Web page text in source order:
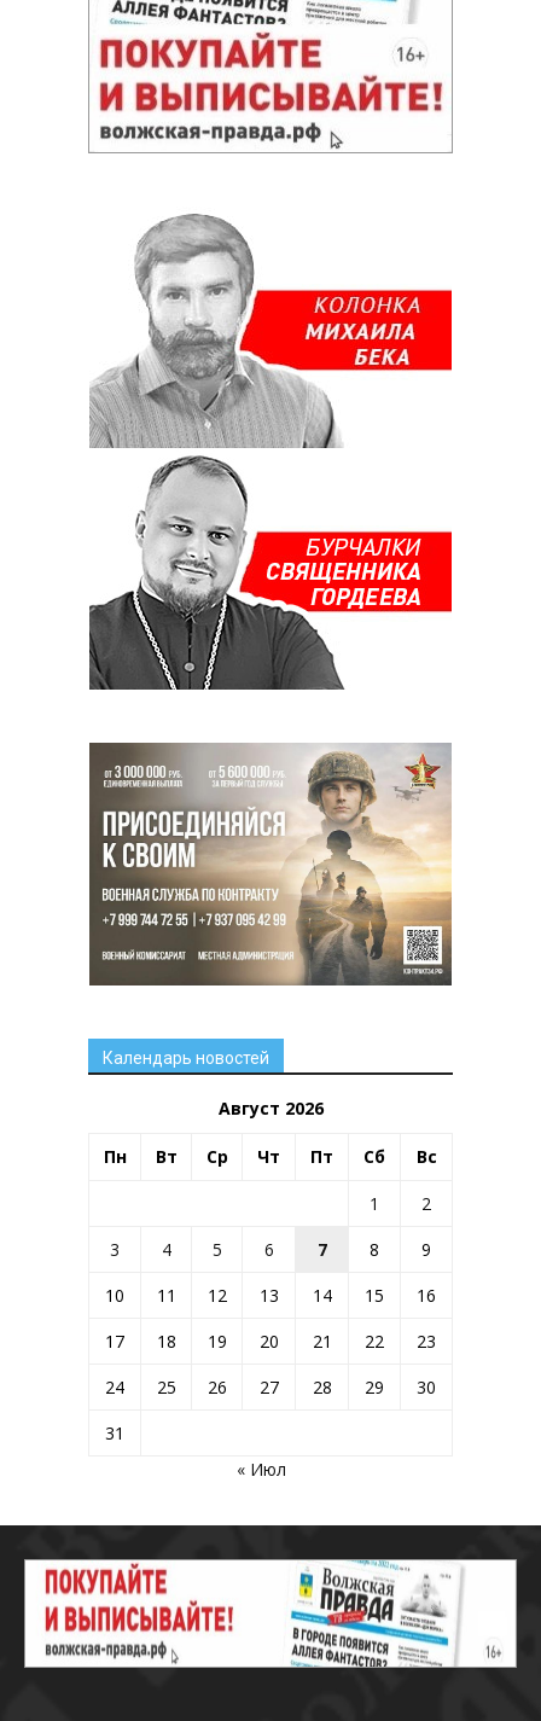
Календарь новостей
Август 2026
Пн Вт Ср Чт Пт Сб Вс
1
2
3
4 5 6 7 8
9
10
11 12 13 14 15
16
17
18 19 20 21 22
23
24
25 26 27 28 29
30
31
« Июл